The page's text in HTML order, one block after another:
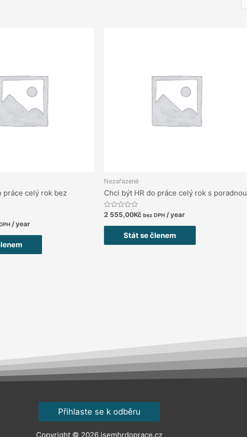
práce celý rok bez
/ year
Nezařazené
Chci být HR do práce celý rok s poradnou
Hodnocení
z
2 555,00Kč bez DPH / year
Stát se členem
Přihlaste se k odběru
Copyright © 2026 jsemhrdoprace.cz